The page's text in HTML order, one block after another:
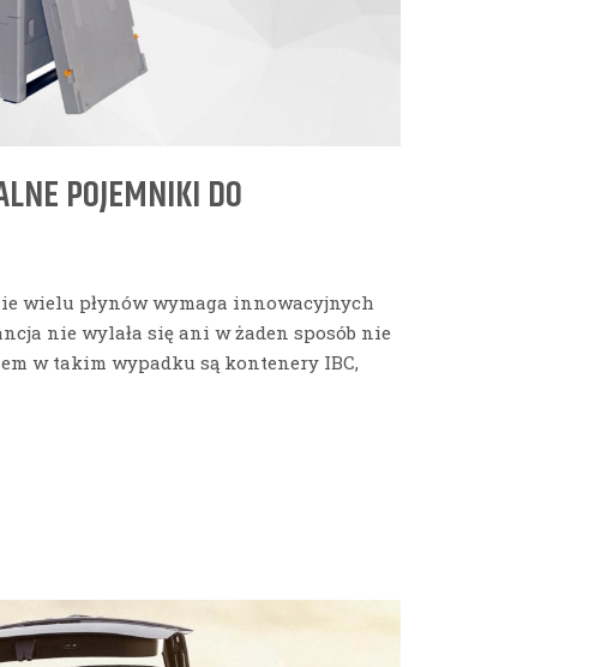
POJEMNIKI DO
wielu płynów wymaga innowacyjnych
nie wylała się ani w żaden sposób nie
w takim wypadku są kontenery IBC,